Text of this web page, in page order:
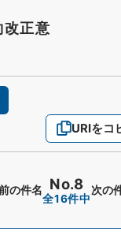
改正意
URIをコ
の件名 No.8
全16件中
次の